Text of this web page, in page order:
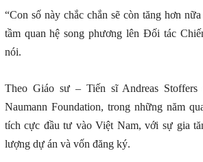
“Con số này chắc chắn sẽ còn tăng hơn
tầm quan hệ song phương lên Đối tác
nói.
Theo Giáo sư – Tiến sĩ Andreas
Naumann Foundation, trong những năm
tích cực đầu tư vào Việt Nam, với sự gia
lượng dự án và vốn đăng ký.